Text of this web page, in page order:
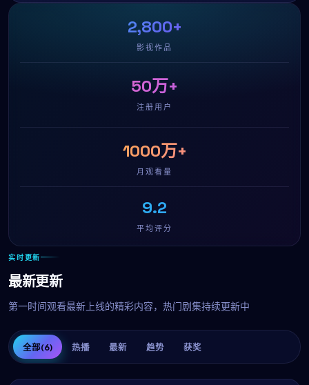
2,800+
影视作品
50万+
注册用户
1000万+
月观看量
9.2
平均评分
实时更新
最新更新
第一时间观看最新上线的精彩内容，热门剧集持续更新中
全部(6) 热播 最新 趋势 获奖